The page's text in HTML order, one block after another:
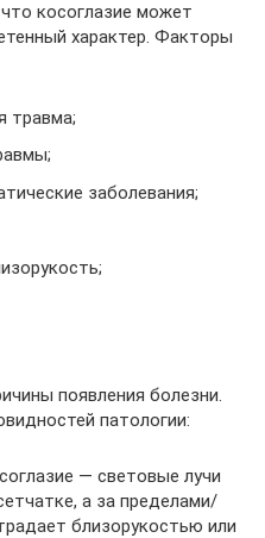
косоглазие может
характер. Факторы
травма;
заболевания;
появления болезни.
патологии:
— световые лучи
а за пределами/
близорукостью или